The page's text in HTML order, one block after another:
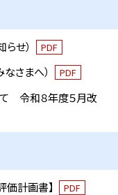
せ） PDF
さまへ） PDF
令和８年度５月改
計画書】 PDF